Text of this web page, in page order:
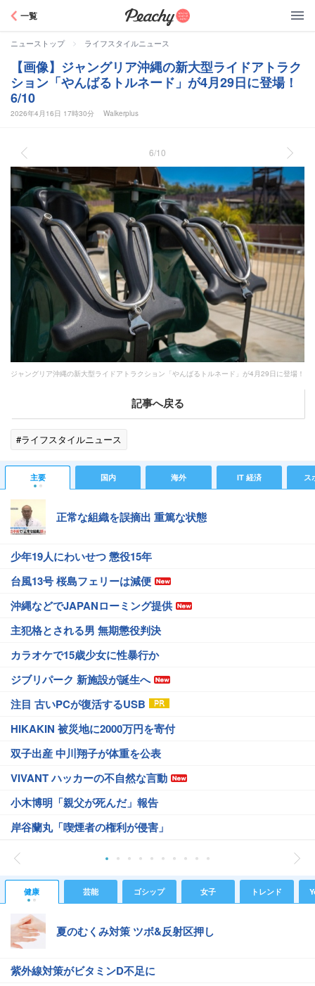
一覧
ニューストップ > ライフスタイルニュース
【画像】ジャングリア沖縄の新大型ライドアトラク
ション「やんばるトルネード」が4月29日に登場！
6/10
2026年4月16日 17時30分 Walkerplus
6/10
ジャングリア沖縄の新大型ライドアトラクション「やんばるトルネード」が4月29日に登場！
記事へ戻る
#ライフスタイルニュース
主要 国内 海外 IT 経済 ス
正常な組織を誤摘出 重篤な状態
少年19人にわいせつ 懲役15年
台風13号 桜島フェリーは減便
沖縄などでJAPANローミング提供
主犯格とされる男 無期懲役判決
カラオケで15歳少女に性暴行か
ジブリパーク 新施設が誕生へ
注目 古いPCが復活するUSB
HIKAKIN 被災地に2000万円を寄付
双子出産 中川翔子が体重を公表
VIVANT ハッカーの不自然な言動
小木博明「親父が死んだ」報告
岸谷蘭丸「喫煙者の権利が侵害」
健康 芸能 ゴシップ 女子 トレンド
夏のむくみ対策 ツボ&反射区押し
紫外線対策がビタミンD不足に